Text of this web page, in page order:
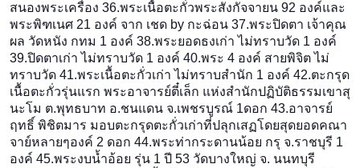
สนองพระเครื่อง 36.พระเนื้อตะกั่วพระสังกัจจายน 92 องค์และ
พระพิฑเนศ 21 องค์ จาก เชด by กะฉ่อน 37.พระปิดตา เจ้าคุณ
ผล วัดหนัง กทม 1 องค์ 38.พระยอดธงเก่า ไม่ทราบวัด 1 องค์
39.ปิดตาเก่า ไม่ทราบวัด 1 องค์ 40.พระ 4 องค์ สายพิจิต ไม่
ทราบวัด 41.พระเนื้อตะกั่วเก่า ไม่ทราบสำนัก 1 องค์ 42.ตะกรุด
เนื้อตะกั่วรุ่นแรก พระอาจารย์ตี๋เล็ก แห่งสำนักปฏิบัติธรรมเขาสุ
นะโม ต.พุทธบาท อ.ชนแดน จ.เพชรบูรณ์ 1ดอก 43.อาจารย์
ฤทธิ์ พิชิตมาร มอบตะกรุดตะกั่วเก่าที่ปลุกเสฏโดยสุดยอดคณา
จาย์หลายๆองค์ 2 ดอก 44.พระท่ากระดานน้อย กรุ จ.ราชบุรี 1
องค์ 45.พระงบน้ำอ้อย รุ่น 1 ปี 53 วัดบางใหญ่ จ. นนทบุรี